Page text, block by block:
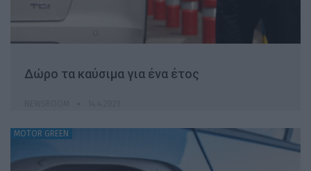
Δώρο τα καύσιμα για ένα έτος
MOTOR GREEN